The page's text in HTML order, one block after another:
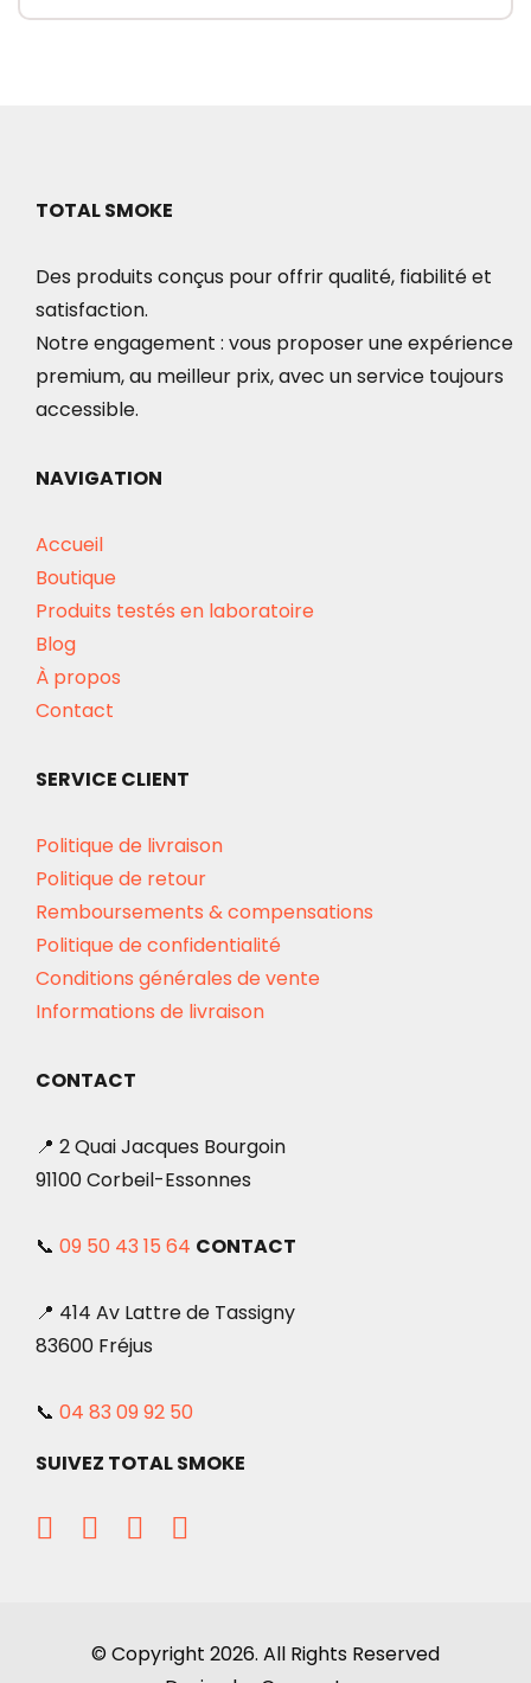
TOTAL SMOKE
Des produits conçus pour offrir qualité, fiabilité et
satisfaction.
Notre engagement : vous proposer une expérience
premium, au meilleur prix, avec un service toujours
accessible.
NAVIGATION
Accueil
Boutique
Produits testés en laboratoire
Blog
À propos
Contact
SERVICE CLIENT
Politique de livraison
Politique de retour
Remboursements & compensations
Politique de confidentialité
Conditions générales de vente
Informations de livraison
CONTACT
📍 2 Quai Jacques Bourgoin
91100 Corbeil-Essonnes
📞 09 50 43 15 64 CONTACT
📍 414 Av Lattre de Tassigny
83600 Fréjus
📞 04 83 09 92 50
SUIVEZ TOTAL SMOKE
© Copyright 2026. All Rights Reserved